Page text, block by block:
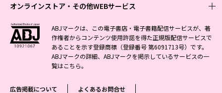
Vジャンプ
最強ジャンプ
少年ジャンプ+
ジャンプTOON
ジャンプルーキー！
ZEBRACK
S-MANGA
集英社ジャンプリミックス
週刊ヤングジャンプ
少女マンガ
ZEBRACK
S-MANGA
集英社コミック文庫
女性マンガ
ジャンプTOON
集英社コミック文庫
BAILA
MAQUIA
eclat
芸能・情報・スポーツ
週プレNEWS
週プレ グラジャパ!
文芸・文庫・総合
小説すばる
集英社 文芸ステーション
web 集英社文庫
学芸・ノンフィクション・新書
1日5分で、明日は変わる よみタイ yomitai
集英社学芸部 - 学芸・ノンフィクション
集英社ビジネス書
ライトノベル・ノベライズ
集英社オレンジ文庫
JUMP j-BOOKS
ダッシュエックス文庫公式サイト
集英社の児童図書 S-KIDS.LAND
オンラインストア・その他WEBサービス
オンラインストア
OTO
SHUEISHA MANGA-ART HERITAGE
ジャンプキャラクターズストア
HAPPY PLUS STORE
その他WEBサービス
集英社アドナビ
集英社エディターズ・ラボ
ABJマークは、この電子書店・電子書籍配信サービスが、著
作権者からコンテンツ使用許諾を得た正規版配信サービスで
あることを示す登録商標（登録番号 第6091713号）です。
ABJマークの詳細、ABJマークを掲示しているサービスの一
覧はこちら。
広告掲載について よくあるお問合せ